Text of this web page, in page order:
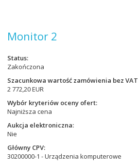
Monitor 2
Status
Zakończona
Szacunkowa wartość zamówienia bez VAT
2 772,20 EUR
Wybór kryteriów oceny ofert
Najniższa cena
Aukcja elektroniczna
Nie
Główny CPV
30200000-1 - Urządzenia komputerowe